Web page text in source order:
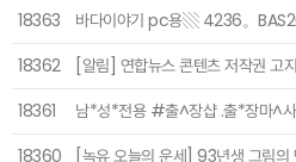
18363
바다이야기 pc용▧ 4236。
18362
[알림] 연합뉴스 콘텐츠 저작권 고지
18361
남*성*전용 #출^장샵 .출*장
18360
[녹유 오늘의 운세] 93년생 그림의